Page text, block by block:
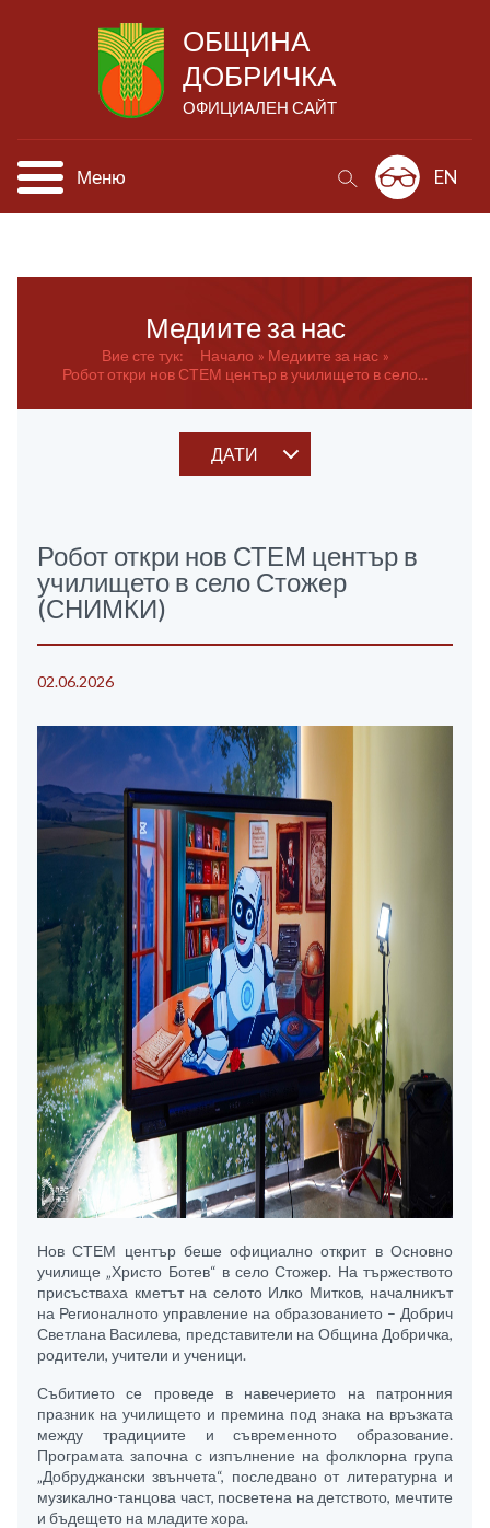
ОБЩИНА
ДОБРИЧКА
ОФИЦИАЛЕН САЙТ
Меню EN
Медиите за нас
Вие сте тук: Начало
Медиите за нас
Робот откри нов СТЕМ център в училището в село...
ДАТИ
Робот откри нов СТЕМ център в
училището в село Стожер
(СНИМКИ)
02.06.2026
Нов СТЕМ център беше официално открит в Основно
училище „Христо Ботев“ в село Стожер. На тържеството
присъстваха кметът на селото Илко Митков, началникът
на Регионалното управление на образованието – Добрич
Светлана Василева, представители на Община Добричка,
родители, учители и ученици.
Събитието се проведе в навечерието на патронния
празник на училището и премина под знака на връзката
между традициите и съвременното образование.
Програмата започна с изпълнение на фолклорна група
„Добруджански звънчета“, последвано от литературна и
музикално-танцова част, посветена на детството, мечтите
и бъдещето на младите хора.